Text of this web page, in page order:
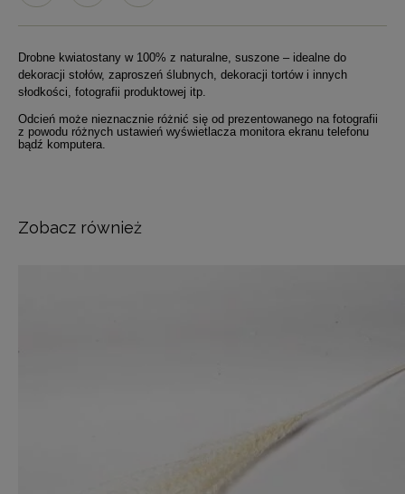
Drobne kwiatostany w 100% z naturalne, suszone – idealne do
dekoracji stołów, zaproszeń ślubnych, dekoracji tortów i innych
słodkości, fotografii produktowej itp.
Odcień może nieznacznie różnić się od prezentowanego na fotografii
z powodu różnych ustawień wyświetlacza monitora ekranu telefonu
bądź komputera.
Zobacz również